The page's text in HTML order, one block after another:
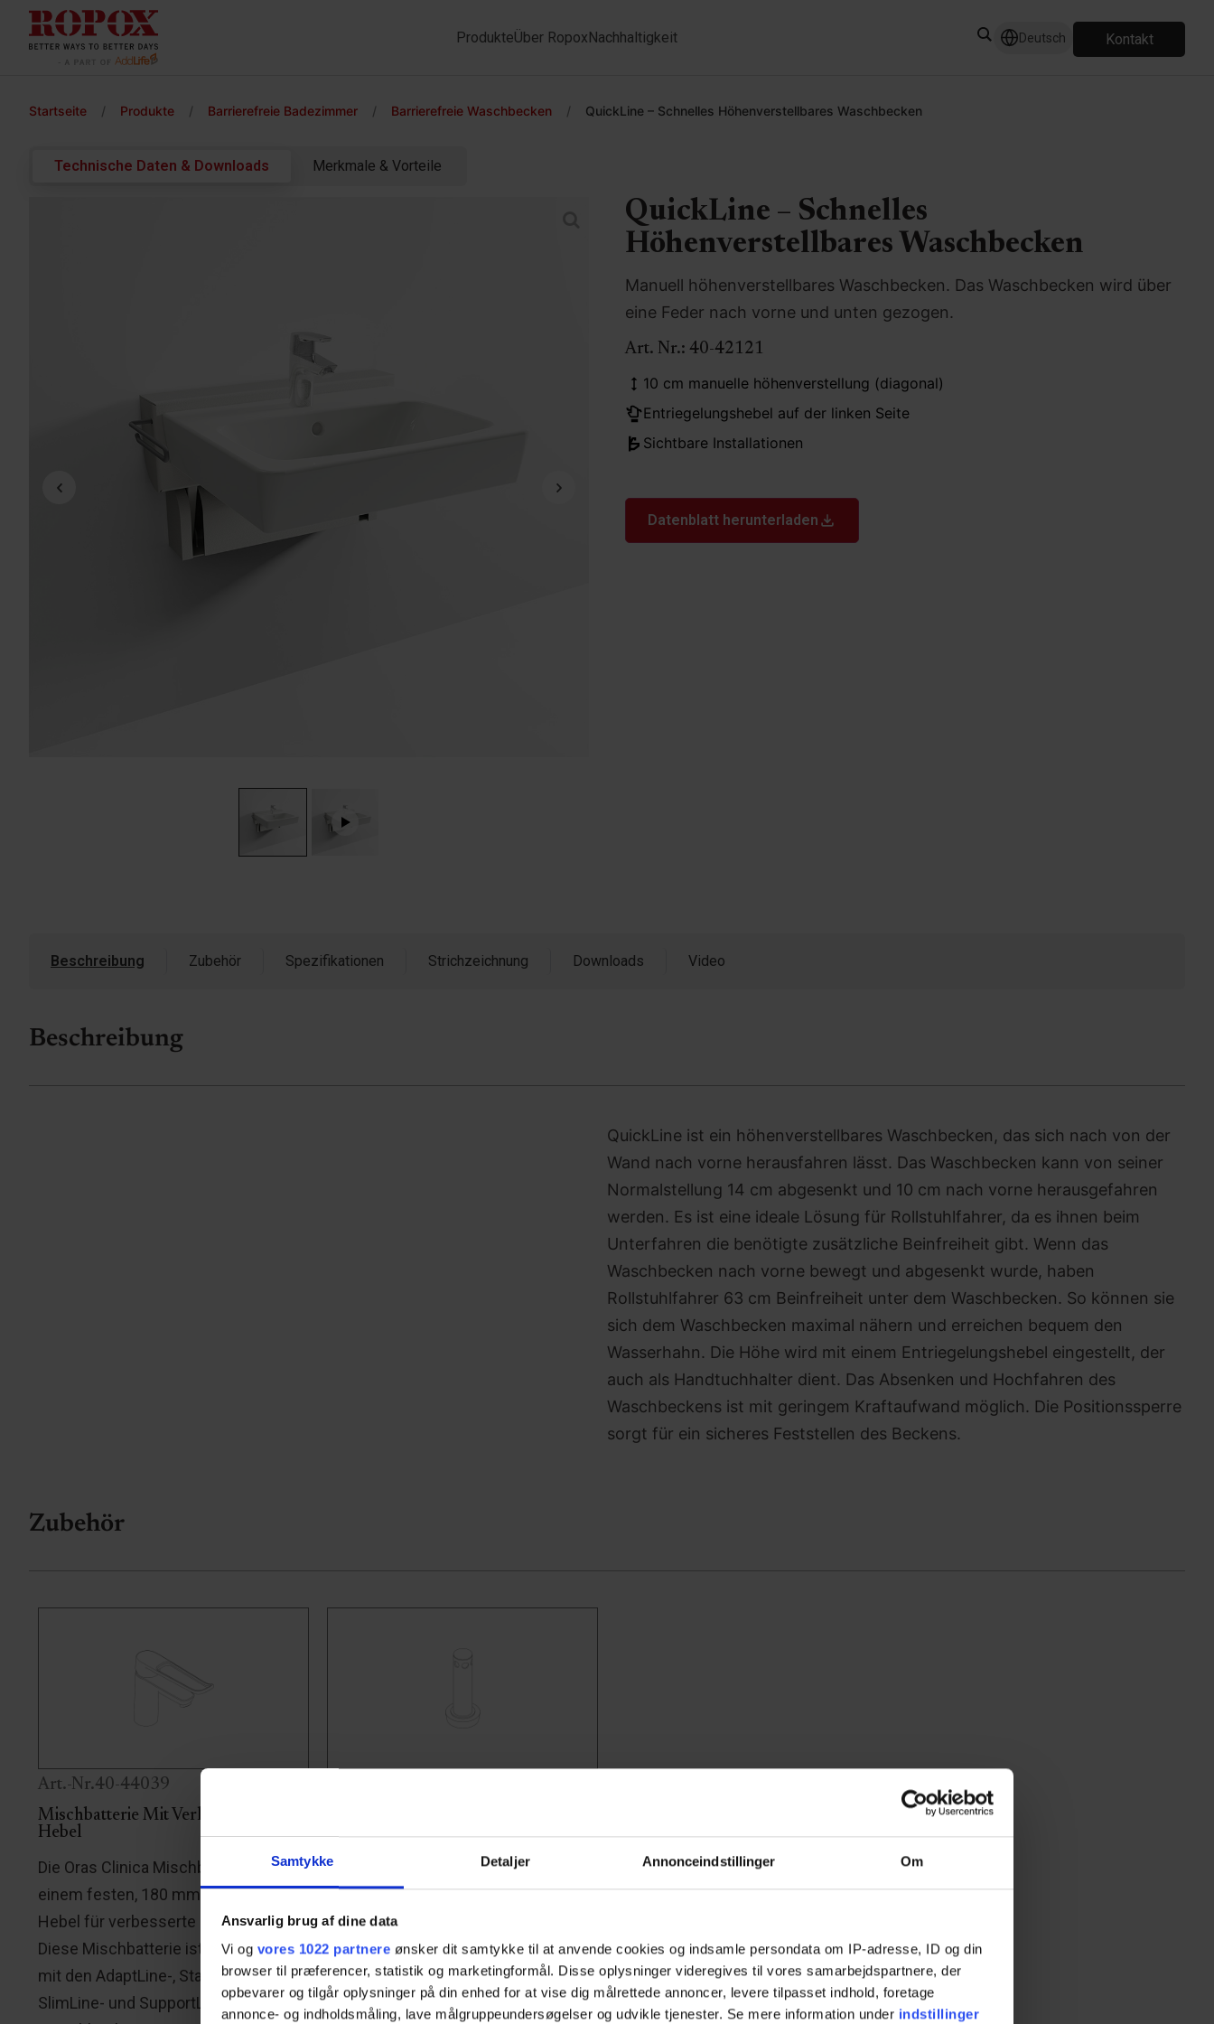
Samtykke Detaljer Annonceindstillinger Om
Ansvarlig brug af dine data
Vi og vores 1022 partnere ønsker dit samtykke til at anvende cookies og indsamle persondata om IP-adresse, ID og din
browser til præferencer, statistik og marketingformål. Disse oplysninger videregives til vores samarbejdspartnere, der
opbevarer og tilgår oplysninger på din enhed for at vise dig målrettede annoncer, levere tilpasset indhold, foretage
annonce- og indholdsmåling, lave målgruppeundersøgelser og udvikle tjenester. Se mere information under indstillinger
ProdukteÜber RopoxNachhaltigkeit Deutsch Kontakt
Startseite / Produkte / Barrierefreie Badezimmer / Barrierefreie Waschbecken / QuickLine – Schnelles Höhenverstellbares Waschbecken
Technische Daten & Downloads Merkmale & Vorteile
QuickLine – Schnelles
Höhenverstellbares Waschbecken
Manuell höhenverstellbares Waschbecken. Das Waschbecken wird über
eine Feder nach vorne und unten gezogen.
Art. Nr.: 40-42121
10 cm manuelle höhenverstellung (diagonal)
Entriegelungshebel auf der linken Seite
Sichtbare Installationen
Datenblatt herunterladen
Beschreibung Zubehör Spezifikationen Strichzeichnung Downloads Video
Beschreibung
QuickLine ist ein höhenverstellbares Waschbecken, das sich nach von der
Wand nach vorne herausfahren lässt. Das Waschbecken kann von seiner
Normalstellung 14 cm abgesenkt und 10 cm nach vorne herausgefahren
werden. Es ist eine ideale Lösung für Rollstuhlfahrer, da es ihnen beim
Unterfahren die benötigte zusätzliche Beinfreiheit gibt. Wenn das
Waschbecken nach vorne bewegt und abgesenkt wurde, haben
Rollstuhlfahrer 63 cm Beinfreiheit unter dem Waschbecken. So können sie
sich dem Waschbecken maximal nähern und erreichen bequem den
Wasserhahn. Die Höhe wird mit einem Entriegelungshebel eingestellt, der
auch als Handtuchhalter dient. Das Absenken und Hochfahren des
Waschbeckens ist mit geringem Kraftaufwand möglich. Die Positionssperre
sorgt für ein sicheres Feststellen des Beckens.
Zubehör
Art.-Nr.40-44039
Mischbatterie Mit Verlängertem
Hebel
Die Oras Clinica Mischbatterie mit
einem festen, 180 mm verlängertem
Hebel für verbesserte Zugänglichkeit.
Diese Mischbatterie ist kompatibel
mit den AdaptLine-, StandardLine-,
SlimLine- und SupportLine-
allen Ropox-Waschbecken
kompatibel.